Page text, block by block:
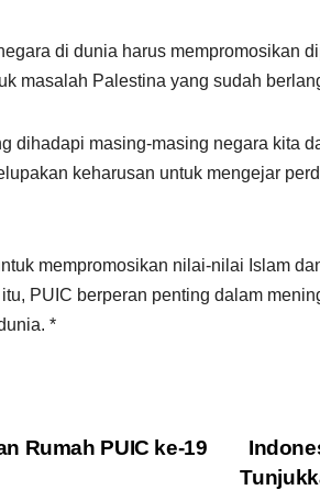
di dunia harus mempromosikan
masalah Palestina yang sudah
dihadapi masing-masing negara kita
keharusan untuk mengejar
mempromosikan nilai-nilai Islam
PUIC berperan penting dalam
*
Rumah PUIC ke-19